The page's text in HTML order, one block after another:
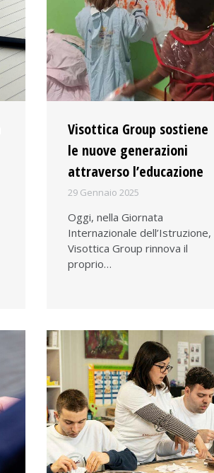
Visottica Group sostiene
le nuove generazioni
attraverso l’educazione
29 Gennaio 2025
Oggi, nella Giornata
Internazionale dell’Istruzione,
Visottica Group rinnova il
proprio…